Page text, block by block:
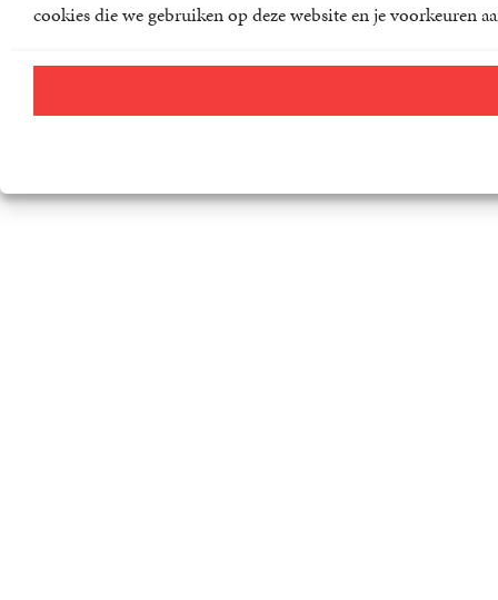
cookies die we gebruiken op deze website en je voorkeuren